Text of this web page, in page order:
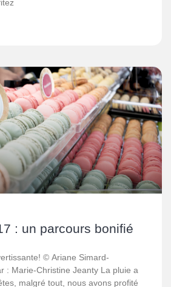
: un parcours bonifié
© Ariane Simard-
: Marie-Christine Jeanty La pluie a
malgré tout, nous avons profité